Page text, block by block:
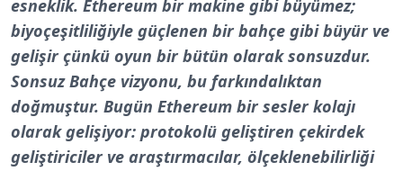
esneklik. Ethereum bir makine gibi büyümez;
biyoçeşitliliğiyle güçlenen bir bahçe gibi büyür ve
gelişir çünkü oyun bir bütün olarak sonsuzdur.
Sonsuz Bahçe vizyonu, bu farkındalıktan
doğmuştur. Bugün Ethereum bir sesler kolajı
olarak gelişiyor: protokolü geliştiren çekirdek
geliştiriciler ve araştırmacılar, ölçeklenebilirliği